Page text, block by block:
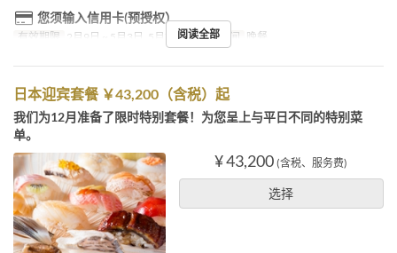
您须输入信用卡(预授权）
有效期限 2月9日 ~ 5月3日, 5月7日 ~ 进餐时间 晚餐
阅读全部
日本迎宾套餐 ￥43,200（含税）起
我们为12月准备了限时特别套餐！为您呈上与平日不同的特别菜
单。
¥ 43,200 (含税、服务费)
选择